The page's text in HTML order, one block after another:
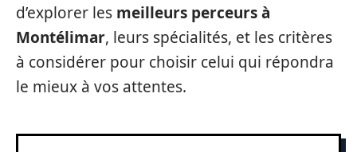
d’explorer les meilleurs perceurs à
Montélimar, leurs spécialités, et les critères
à considérer pour choisir celui qui répondra
le mieux à vos attentes.